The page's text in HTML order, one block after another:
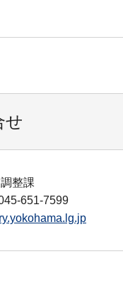
せ
整課
651-7599